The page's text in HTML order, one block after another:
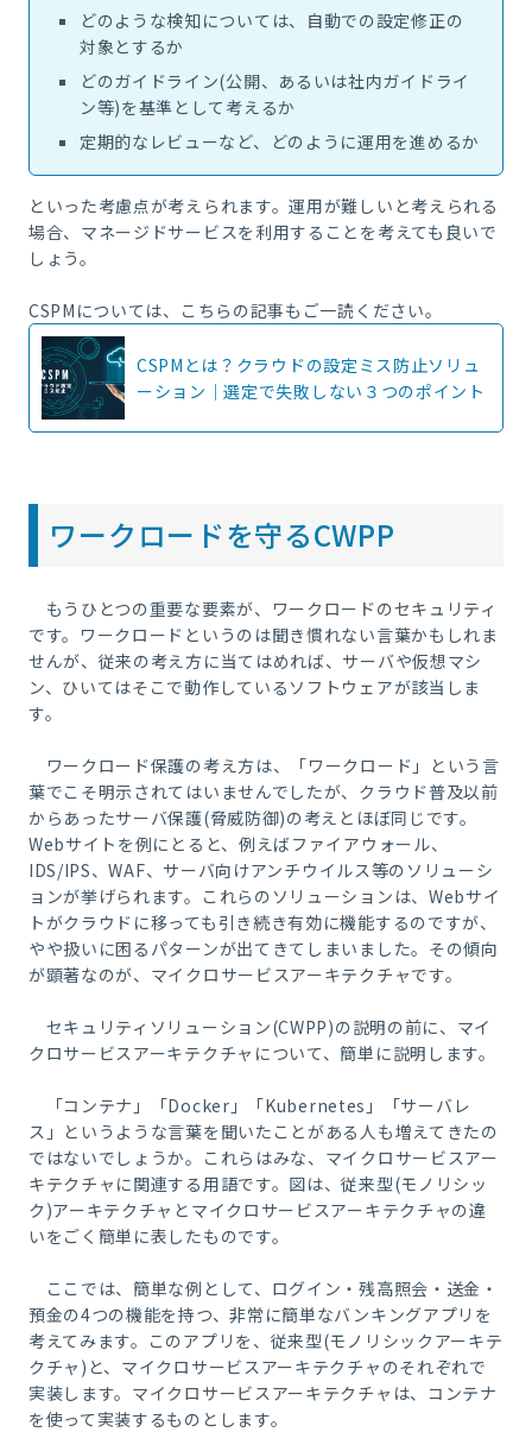
どのような検知については、自動での設定修正の
対象とするか
どのガイドライン(公開、あるいは社内ガイドライ
ン等)を基準として考えるか
定期的なレビューなど、どのように運用を進めるか
といった考慮点が考えられます。運用が難しいと考えられる
場合、マネージドサービスを利用することを考えても良いで
しょう。
CSPMについては、こちらの記事もご一読ください。
CSPMとは？クラウドの設定ミス防止ソリュ
ーション｜選定で失敗しない３つのポイント
ワークロードを守るCWPP
もうひとつの重要な要素が、ワークロードのセキュリティ
です。ワークロードというのは聞き慣れない言葉かもしれま
せんが、従来の考え方に当てはめれば、サーバや仮想マシ
ン、ひいてはそこで動作しているソフトウェアが該当しま
す。
ワークロード保護の考え方は、「ワークロード」という言
葉でこそ明示されてはいませんでしたが、クラウド普及以前
からあったサーバ保護(脅威防御)の考えとほぼ同じです。
Webサイトを例にとると、例えばファイアウォール、
IDS/IPS、WAF、サーバ向けアンチウイルス等のソリューシ
ョンが挙げられます。これらのソリューションは、Webサイ
トがクラウドに移っても引き続き有効に機能するのですが、
やや扱いに困るパターンが出てきてしまいました。その傾向
が顕著なのが、マイクロサービスアーキテクチャです。
セキュリティソリューション(CWPP)の説明の前に、マイ
クロサービスアーキテクチャについて、簡単に説明します。
「コンテナ」「Docker」「Kubernetes」「サーバレ
ス」というような言葉を聞いたことがある人も増えてきたの
ではないでしょうか。これらはみな、マイクロサービスアー
キテクチャに関連する用語です。図は、従来型(モノリシッ
ク)アーキテクチャとマイクロサービスアーキテクチャの違
いをごく簡単に表したものです。
ここでは、簡単な例として、ログイン・残高照会・送金・
預金の4つの機能を持つ、非常に簡単なバンキングアプリを
考えてみます。このアプリを、従来型(モノリシックアーキテ
クチャ)と、マイクロサービスアーキテクチャのそれぞれで
実装します。マイクロサービスアーキテクチャは、コンテナ
を使って実装するものとします。